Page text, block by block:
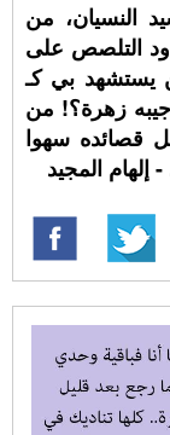
النسيان، من
التلصص على
يستشهد بي كـ
زهرة؟! من
قصائده سهوا
المجيد